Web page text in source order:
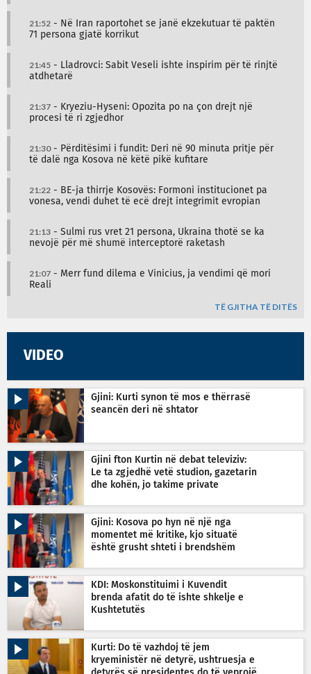
21:52 - Në Iran raportohet se janë ekzekutuar të paktën
71 persona gjatë korrikut
21:45 - Lladrovci: Sabit Veseli ishte inspirim për të rinjtë
atdhetarë
21:37 - Kryeziu-Hyseni: Opozita po na çon drejt një
procesi të ri zgjedhor
21:30- Përditësimi i fundit: Deri në 90 minuta pritje për
të dalë nga Kosova në këtë pikë kufitare
21:22 - BE-ja thirrje Kosovës: Formoni institucionet pa
vonesa, vendi duhet të ecë drejt integrimit evropian
21:13 - Sulmi rus vret 21 persona, Ukraina thotë se ka
nevojë për më shumë interceptorë raketash
21:07 - Merr fund dilema e Vinicius, ja vendimi që mori
Reali
TË GJITHA TË DITËS
VIDEO
Gjini: Kurti synon të mos e thërrasë
seancën deri në shtator
Gjini fton Kurtin në debat televiziv:
Le ta zgjedhë vetë studion, gazetarin
dhe kohën, jo takime private
Gjini: Kosova po hyn në një nga
momentet më kritike, kjo situatë
është grusht shteti i brendshëm
KDI: Moskonstituimi i Kuvendit
brenda afatit do të ishte shkelje e
Kushtetutës
Kurti: Do të vazhdoj të jem
kryeministër në detyrë, ushtruesja e